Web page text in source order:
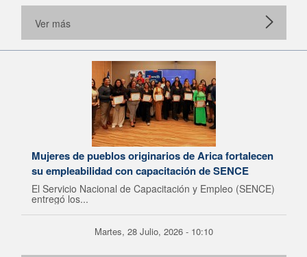
Ver más
Mujeres de pueblos originarios de Arica fortalecen
su empleabilidad con capacitación de SENCE
El Servicio Nacional de Capacitación y Empleo (SENCE)
entregó los...
Martes, 28 Julio, 2026 - 10:10